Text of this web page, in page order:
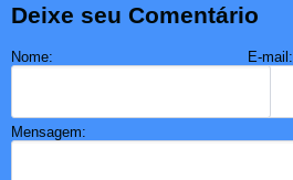
Deixe seu Comentário
Nome: E-mail:
Mensagem: